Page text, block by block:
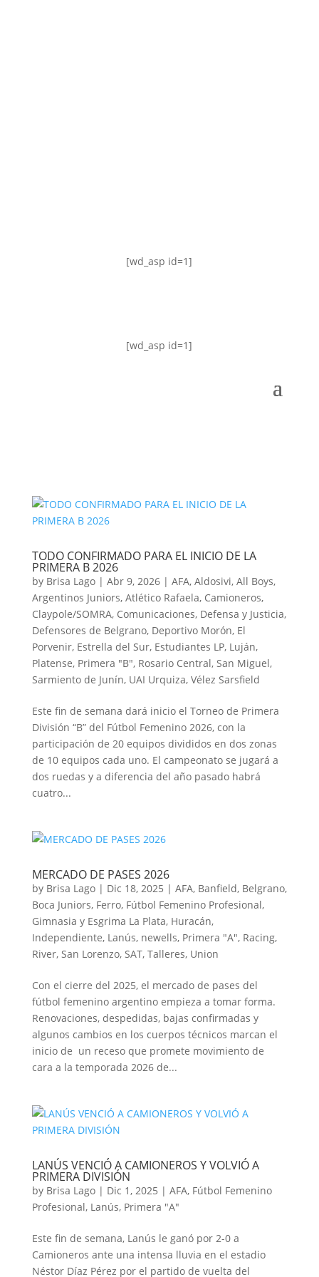
[wd_asp id=1]
[wd_asp id=1]
TODO CONFIRMADO PARA EL INICIO DE LA
PRIMERA B 2026
by Brisa Lago| Abr 9, 2026| AFA, Aldosivi, All Boys,
Argentinos Juniors, Atlético Rafaela, Camioneros,
Claypole/SOMRA, Comunicaciones, Defensa y Justicia,
Defensores de Belgrano, Deportivo Morón, El
Porvenir, Estrella del Sur, Estudiantes LP, Luján,
Platense, Primera "B", Rosario Central, San Miguel,
Sarmiento de Junín, UAI Urquiza, Vélez Sarsfield
Este fin de semana dará inicio el Torneo de Primera
División “B” del Fútbol Femenino 2026, con la
participación de 20 equipos divididos en dos zonas
de 10 equipos cada uno. El campeonato se jugará a
dos ruedas y a diferencia del año pasado habrá
cuatro...
MERCADO DE PASES 2026
by Brisa Lago| Dic 18, 2025 | AFA, Banfield, Belgrano,
Boca Juniors, Ferro, Fútbol Femenino Profesional,
Gimnasia y Esgrima La Plata, Huracán,
Independiente, Lanús, newells, Primera "A", Racing,
River, San Lorenzo, SAT, Talleres, Union
Con el cierre del 2025, el mercado de pases del
fútbol femenino argentino empieza a tomar forma.
Renovaciones, despedidas, bajas confirmadas y
algunos cambios en los cuerpos técnicos marcan el
inicio de un receso que promete movimiento de
cara a la temporada 2026 de...
LANÚS VENCIÓ A CAMIONEROS Y VOLVIÓ A
PRIMERA DIVISIÓN
by Brisa Lago| Dic 1, 2025 | AFA, Fútbol Femenino
Profesional, Lanús, Primera "A"
Este fin de semana, Lanús le ganó por 2-0 a
Camioneros ante una intensa lluvia en el estadio
Néstor Díaz Pérez por el partido de vuelta del